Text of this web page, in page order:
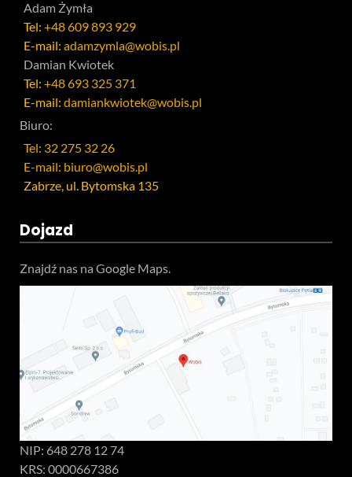
Adam Żymła
Tel: +48 609 893 929
E-mail: adamzymla@wobis.pl
Damian Kwiotek
Tel: +48 693 325 371
E-mail: damiankwiotek@wobis.pl
Biuro:
Tel: 32 275 32 26
E-mail: biuro@wobis.pl
Zabrze, ul. Bytomska 135
Dojazd
Znajdź nas na Google Maps.
NIP: 648 278 12 74
KRS: 0000667386